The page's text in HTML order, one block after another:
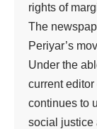
rights of
The
Periyar’s
Under the
current
continues to
social justice